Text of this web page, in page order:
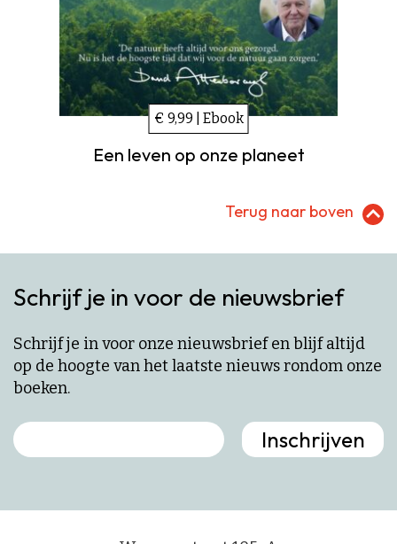
€ 9,99 | Ebook
Een leven op onze planeet
Terug naar boven
Schrijf je in voor de nieuwsbrief
Schrijf je in voor onze nieuwsbrief en blijf altijd
op de hoogte van het laatste nieuws rondom onze
boeken.